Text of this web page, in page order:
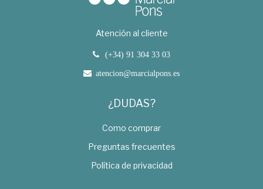
Atención al cliente
(+34) 91 304 33 03
atencion@marcialpons.es
¿DUDAS?
Como comprar
Preguntas frecuentes
Política de privacidad